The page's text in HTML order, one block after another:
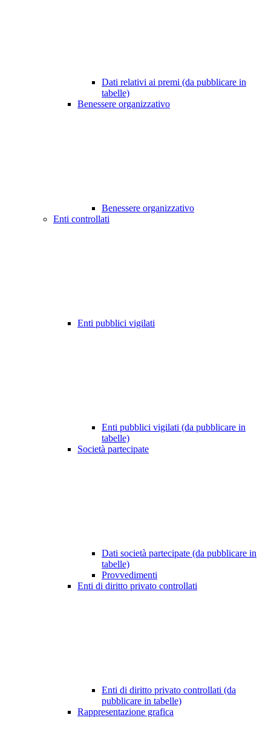
Dati relativi ai premi (da pubblicare in
tabelle)
Benessere organizzativo
Benessere organizzativo
Enti controllati
Enti pubblici vigilati
Enti pubblici vigilati (da pubblicare in
tabelle)
Società partecipate
Dati società partecipate (da pubblicare in
tabelle)
Provvedimenti
Enti di diritto privato controllati
Enti di diritto privato controllati (da
pubblicare in tabelle)
Rappresentazione grafica